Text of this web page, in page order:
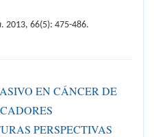
. 2013, 66(5): 475-486.
EN CÁNCER DE
PERSPECTIVAS